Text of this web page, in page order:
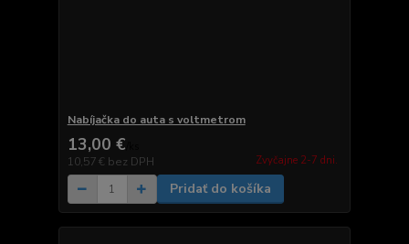
Nabíjačka do auta s voltmetrom
13,00 €
10,57 € bez DPH Zvyčajne 2-7 dni.
Pridať do košíka